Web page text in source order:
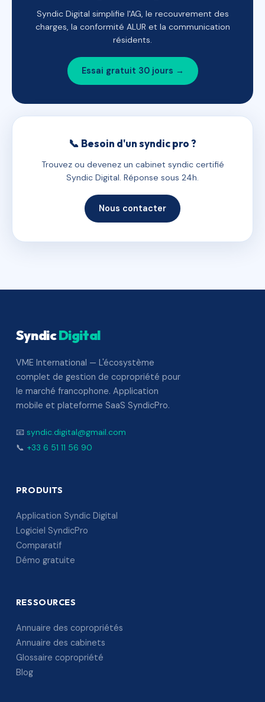
Syndic Digital simplifie l'AG, le recouvrement des
charges, la conformité ALUR et la communication
résidents.
Essai gratuit 30 jours →
📞 Besoin d'un syndic pro ?
Trouvez ou devenez un cabinet syndic certifié
Syndic Digital. Réponse sous 24h.
Nous contacter
SyndicDigital
VME International — L'écosystème
complet de gestion de copropriété pour
le marché francophone. Application
mobile et plateforme SaaS SyndicPro.
📧 syndic.digital@gmail.com
📞 +33 6 51 11 56 90
PRODUITS
Application Syndic Digital
Logiciel SyndicPro
Comparatif
Démo gratuite
RESSOURCES
Annuaire des copropriétés
Annuaire des cabinets
Glossaire copropriété
Blog